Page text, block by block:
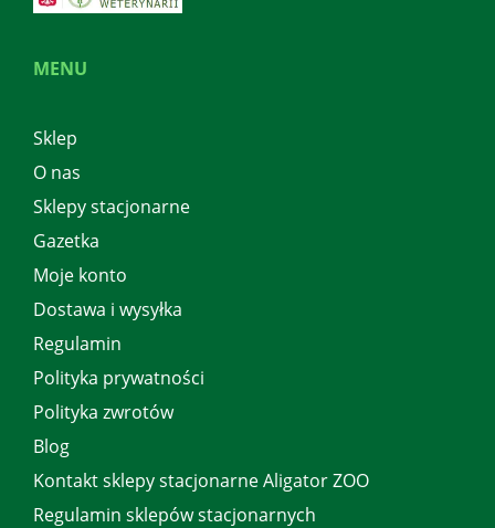
MENU
Sklep
O nas
Sklepy stacjonarne
Gazetka
Moje konto
Dostawa i wysyłka
Regulamin
Polityka prywatności
Polityka zwrotów
Blog
Kontakt sklepy stacjonarne Aligator ZOO
Regulamin sklepów stacjonarnych